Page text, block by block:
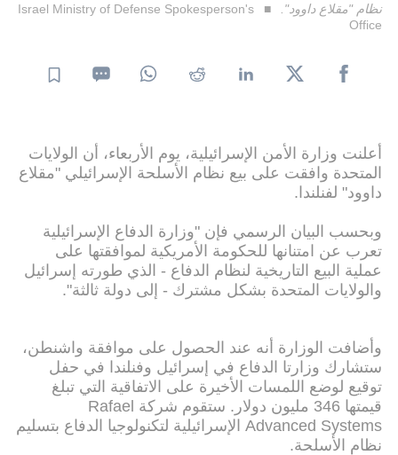
نظام "مقلاع داوود".
Israel Ministry of Defense Spokesperson's
Office
أعلنت وزارة الأمن الإسرائيلية، يوم الأربعاء، أن الولايات
المتحدة وافقت على بيع نظام الأسلحة الإسرائيلي "مقلاع
داوود" لفنلندا.
وبحسب البيان الرسمي فإن "وزارة الدفاع الإسرائيلية
تعرب عن امتنانها للحكومة الأمريكية لموافقتها على
عملية البيع التاريخية لنظام الدفاع - الذي طورته إسرائيل
والولايات المتحدة بشكل مشترك - إلى دولة ثالثة".
وأضافت الوزارة أنه عند الحصول على موافقة واشنطن،
ستشارك وزارتا الدفاع في إسرائيل وفنلندا في حفل
توقيع لوضع اللمسات الأخيرة على الاتفاقية التي تبلغ
قيمتها 346 مليون دولار. ستقوم شركة Rafael
Advanced Systems الإسرائيلية لتكنولوجيا الدفاع بتسليم
نظام الأسلحة.